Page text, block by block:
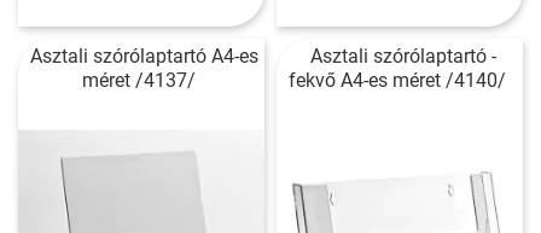
Asztali szórólaptartó A4-es
méret /4137/
Asztali szórólaptartó -
fekvő A4-es méret /4140/